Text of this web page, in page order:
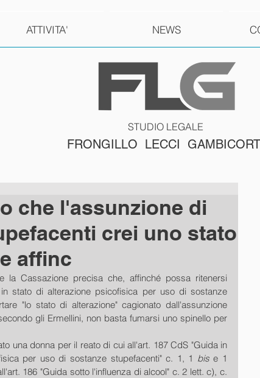
ATTIVITA' NEWS
STUDIO LEGALE
FRONGILLO LECCI
che l'assunzione di
crei uno stato
affinc
la Cassazione precisa che, affinché possa ritenersi
stato di alterazione psicofisica per uso di sostanze
"lo stato di alterazione" cagionato dall'assunzione
gli Ermellini, non basta fumarsi uno spinello per
una donna per il reato di cui all'art. 187 CdS "Guida in
per uso di sostanze stupefacenti" c. 1, 1 bis
186 "Guida sotto l'influenza di alcool" c. 2 lett. c), c.